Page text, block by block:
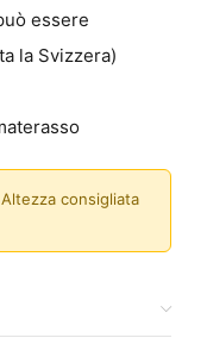
essere
la Svizzera)
consigliata